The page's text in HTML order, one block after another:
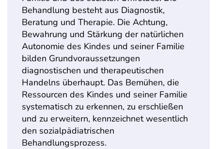
Behandlung besteht aus Diagnostik,
Beratung und Therapie. Die Achtung,
Bewahrung und Stärkung der natürlichen
Autonomie des Kindes und seiner Familie
bilden Grundvoraussetzungen
diagnostischen und therapeutischen
Handelns überhaupt. Das Bemühen, die
Ressourcen des Kindes und seiner Familie
systematisch zu erkennen, zu erschließen
und zu erweitern, kennzeichnet wesentlich
den sozialpädiatrischen
Behandlungsprozess.